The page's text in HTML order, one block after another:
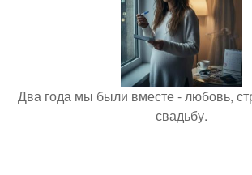
Два года мы были вместе - любовь,
свадьбу.